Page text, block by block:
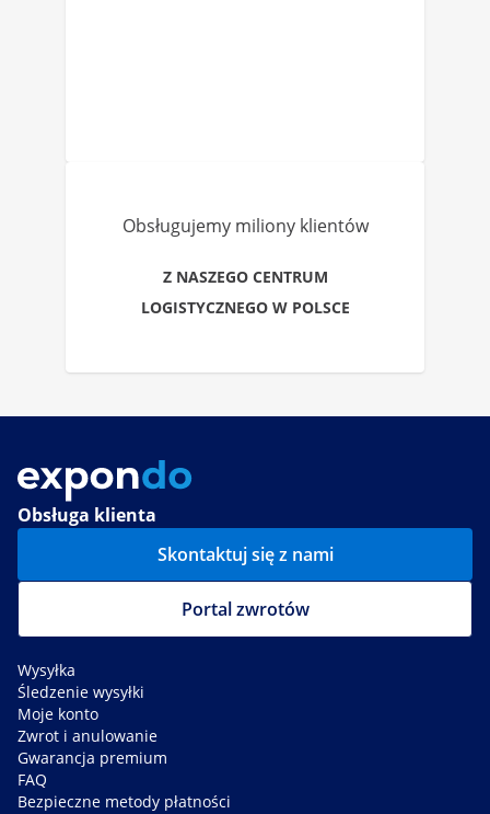
Obsługujemy miliony klientów
Z NASZEGO CENTRUM
LOGISTYCZNEGO W POLSCE
Obsługa klienta
Skontaktuj się z nami
Portal zwrotów
Wysyłka
Śledzenie wysyłki
Moje konto
Zwrot i anulowanie
Gwarancja premium
FAQ
Bezpieczne metody płatności